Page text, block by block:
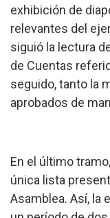
exhibición de
relevantes del
siguió la lectura
de Cuentas
seguido, tanto la
aprobados de
En el último
única lista
Asamblea. Así, la